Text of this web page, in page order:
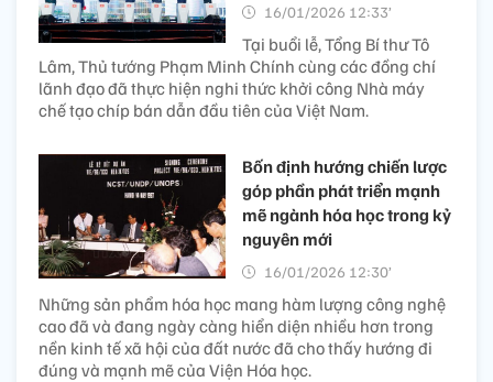
16/01/2026 12:33’
Tại buổi lễ, Tổng Bí thư Tô
Lâm, Thủ tướng Phạm Minh Chính cùng các đồng chí
lãnh đạo đã thực hiện nghi thức khởi công Nhà máy
chế tạo chíp bán dẫn đầu tiên của Việt Nam.
Bốn định hướng chiến lược
góp phần phát triển mạnh
mẽ ngành hóa học trong kỷ
nguyên mới
16/01/2026 12:30’
Những sản phẩm hóa học mang hàm lượng công nghệ
cao đã và đang ngày càng hiển diện nhiều hơn trong
nền kinh tế xã hội của đất nước đã cho thấy hướng đi
đúng và mạnh mẽ của Viện Hóa học.